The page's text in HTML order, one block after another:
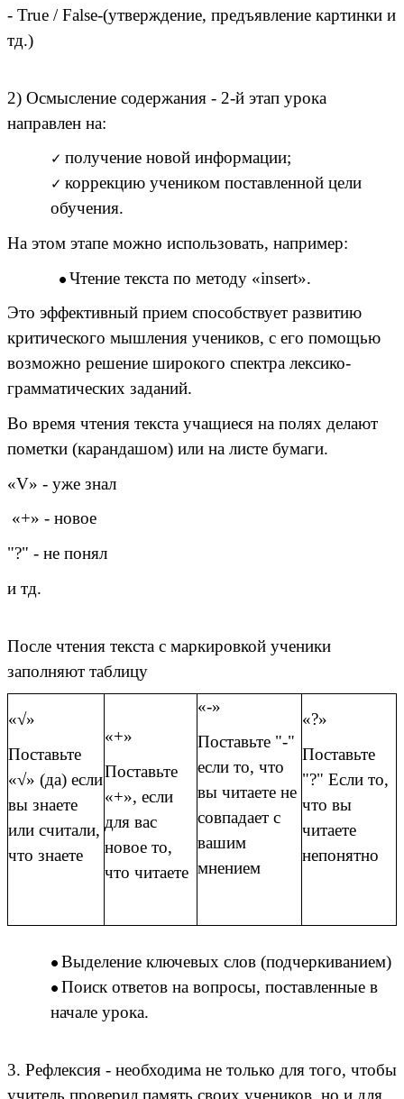
- True / False-(утверждение, предъявление картинки и
тд.)
2) Осмысление содержания - 2-й этап урока
направлен на:
получение новой информации;
коррекцию учеником поставленной цели
обучения.
На этом этапе можно использовать, например:
Чтение текста по методу «insert».
Это эффективный прием способствует развитию
критического мышления учеников, с его помощью
возможно решение широкого спектра лексико-
грамматических заданий.
Во время чтения текста учащиеся на полях делают
пометки (карандашом) или на листе бумаги.
«V» - уже знал
«+» - новое
"?" - не понял
и тд.
После чтения текста с маркировкой ученики
заполняют таблицу
«√»
Поставьте
«√» (да) если
вы знаете
или считали,
что знаете
«+»
Поставьте
«+», если
для вас
новое то,
что читаете
«-»
Поставьте "-"
если то, что
вы читаете не
совпадает с
вашим
мнением
«?»
Поставьте
"?" Если то,
что вы
читаете
непонятно
Выделение ключевых слов (подчеркиванием)
Поиск ответов на вопросы, поставленные в
начале урока.
3. Рефлексия - необходима не только для того, чтобы
учитель проверил память своих учеников, но и для